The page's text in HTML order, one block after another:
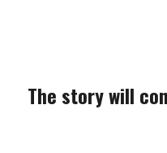
The story will